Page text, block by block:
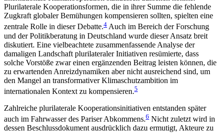
Plurilaterale Koopera­tionsformen, die in ihrer Summe die fehlende
Zug­kraft globaler Bemühungen kompensieren sollten, spielten eine
zentrale Rolle in dieser Debatte.4 Auch im Bereich der Forschung
und der Politikberatung in Deutschland wurde dieser Ansatz breit
diskutiert. Eine vielbeachtete zusammenfassende Analyse der
damaligen Landschaft plurilateraler Initiativen re­sümierte, dass
solche Vorstöße zwar einen ergänzenden Beitrag leisten können, die
zu erwartenden An­reizdynamiken aber nicht ausreichend sind, um
den Mangel an transformativer Klimaschutzambition im
internationalen Kontext zu kompensieren.5
Zahlreiche plurilaterale Kooperationsinitiativen entstanden später
auch im Fahrwasser des Pariser Abkommens.6 Nicht zuletzt wird in
dessen Beschlussdokument ausdrücklich dazu ermutigt, Akteure zu